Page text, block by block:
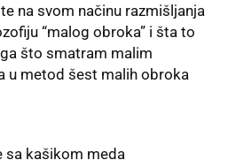
na svom načinu razmišljanja
“malog obroka” i šta to
što smatram malim
u metod šest malih obroka
sa kašikom meda